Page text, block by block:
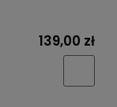
139,00 zł